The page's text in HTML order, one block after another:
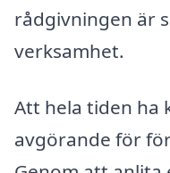
rådgivningen är
verksamhet.
Att hela tiden ha
avgörande för